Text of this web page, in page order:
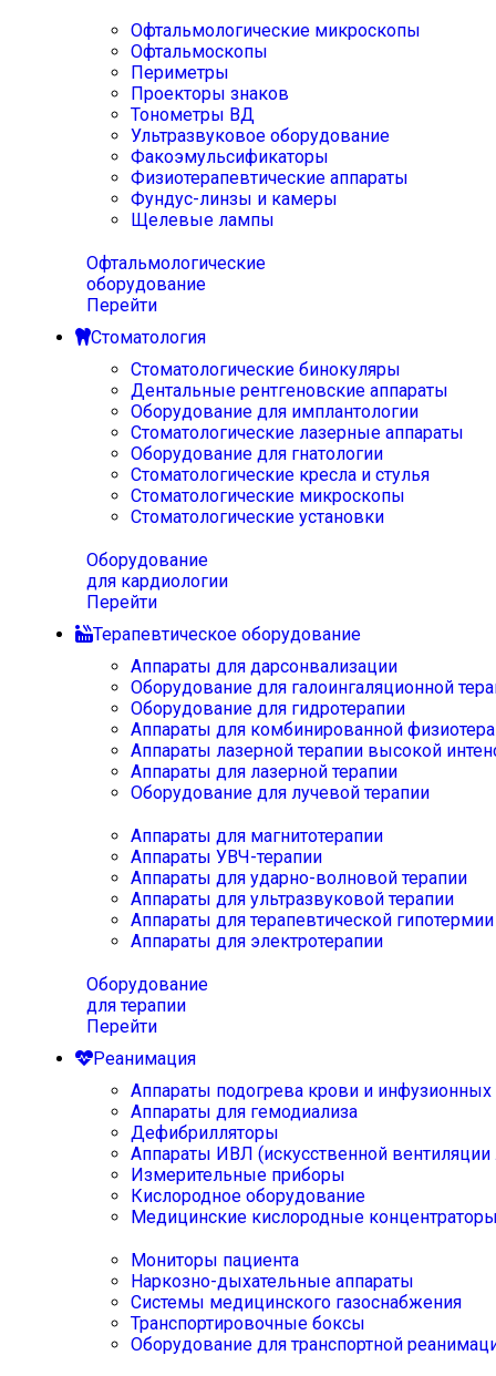
Офтальмологические микроскопы
Офтальмоскопы
Периметры
Проекторы знаков
Тонометры ВД
Ультразвуковое оборудование
Факоэмульсификаторы
Физиотерапевтические аппараты
Фундус-линзы и камеры
Щелевые лампы
Офтальмологические
оборудование
Перейти
Стоматология
Стоматологические бинокуляры
Дентальные рентгеновские аппараты
Оборудование для имплантологии
Стоматологические лазерные аппараты
Оборудование для гнатологии
Стоматологические кресла и стулья
Стоматологические микроскопы
Стоматологические установки
Оборудование
для кардиологии
Перейти
Терапевтическое оборудование
Аппараты для дарсонвализации
Оборудование для галоингаляционной
Оборудование для гидротерапии
Аппараты для комбинированной
Аппараты лазерной терапии высокой
Аппараты для лазерной терапии
Оборудование для лучевой терапии
Аппараты для магнитотерапии
Аппараты УВЧ-терапии
Аппараты для ударно-волновой терапии
Аппараты для ультразвуковой терапии
Аппараты для терапевтической
Аппараты для электротерапии
Оборудование
для терапии
Перейти
Реанимация
Аппараты подогрева крови и инфузионных
Аппараты для гемодиализа
Дефибрилляторы
Аппараты ИВЛ (искусственной вентиляции
Измерительные приборы
Кислородное оборудование
Медицинские кислородные
Мониторы пациента
Наркозно-дыхательные аппараты
Системы медицинского газоснабжения
Транспортировочные боксы
Оборудование для транспортной